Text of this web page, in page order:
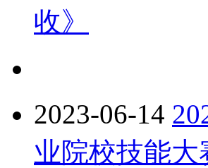
收》
2023-06-14
业院校技能